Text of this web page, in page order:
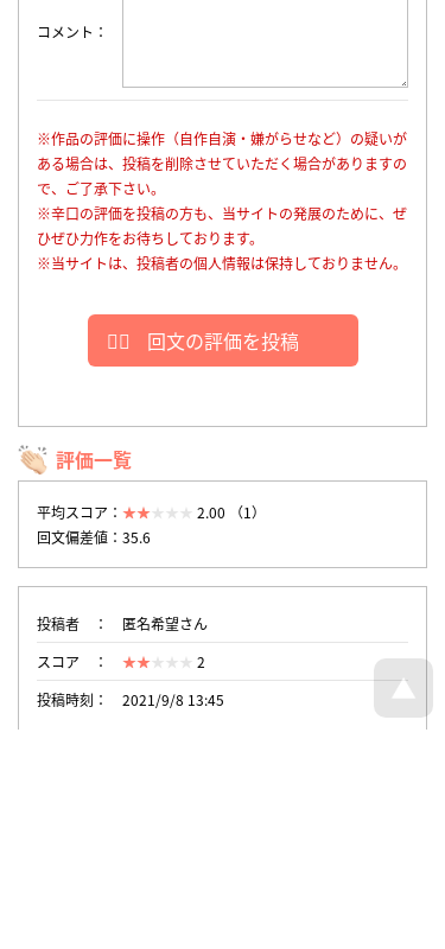
コメント
※作品の評価に操作（自作自演・嫌がらせなど）の疑いが
ある場合は、投稿を削除させていただく場合がありますの
で、ご了承下さい。
※辛口の評価を投稿の方も、当サイトの発展のために、ぜ
ひぜひ力作をお待ちしております。
※当サイトは、投稿者の個人情報は保持しておりません。
回文の評価を投稿
評価一覧
平均スコア：
2.00 （1）
回文偏差値：35.6
投稿者
匿名希望さん
スコア
2
投稿時刻
2021/9/8 13:45